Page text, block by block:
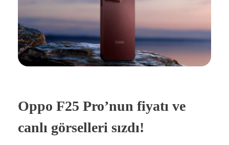
Oppo F25 Pro’nun fiyatı ve
canlı görselleri sızdı!